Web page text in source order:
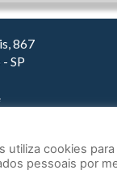
867
SP
utiliza cookies
pessoais por